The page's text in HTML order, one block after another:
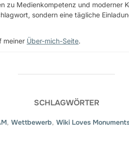
zu Medienkompetenz und moderner
sondern eine tägliche
meiner Über-mich-Seite.
SCHLAGWÖRTER
, Wettbewerb, Wiki Loves